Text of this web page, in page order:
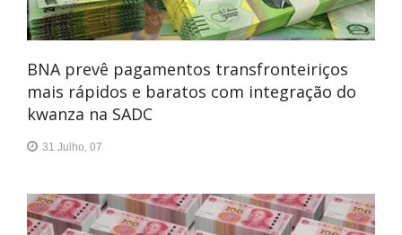
BNA prevê pagamentos transfronteiriços
mais rápidos e baratos com integração do
kwanza na SADC
31 Julho, 07